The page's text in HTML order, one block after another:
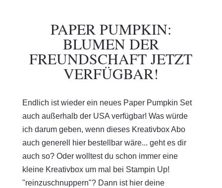
PAPER PUMPKIN:
BLUMEN DER
FREUNDSCHAFT JETZT
VERFÜGBAR!
Endlich ist wieder ein neues Paper Pumpkin Set
auch außerhalb der USA verfügbar! Was würde
ich darum geben, wenn dieses Kreativbox Abo
auch generell hier bestellbar wäre... geht es dir
auch so? Oder wolltest du schon immer eine
kleine Kreativbox um mal bei Stampin Up!
"reinzuschnuppern"? Dann ist hier deine